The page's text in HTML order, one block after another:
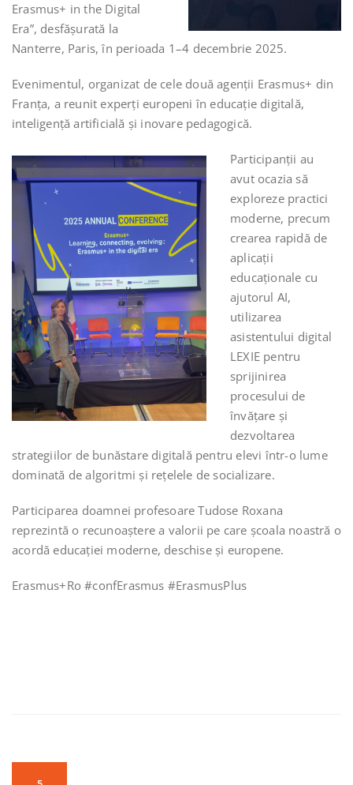
Erasmus+ in the Digital
Era”, desfășurată la
Nanterre, Paris, în perioada 1–4 decembrie 2025.
Evenimentul, organizat de cele două agenții Erasmus+ din
Franța, a reunit experți europeni în educație digitală,
inteligență artificială și inovare pedagogică.
Participanții au
avut ocazia să
exploreze practici
moderne, precum
crearea rapidă de
aplicații
educaționale cu
ajutorul AI,
utilizarea
asistentului digital
LEXIE pentru
sprijinirea
procesului de
învățare și
dezvoltarea
strategiilor de bunăstare digitală pentru elevi într-o lume
dominată de algoritmi și rețelele de socializare.
Participarea doamnei profesoare Tudose Roxana
reprezintă o recunoaștere a valorii pe care școala noastră o
acordă educației moderne, deschise și europene.
Erasmus+Ro #confErasmus #ErasmusPlus